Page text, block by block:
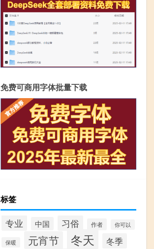
免费可商用字体批量下载
标签
专业 中国 习俗 作者 你可以
保暖 元宵节 冬天 冬季